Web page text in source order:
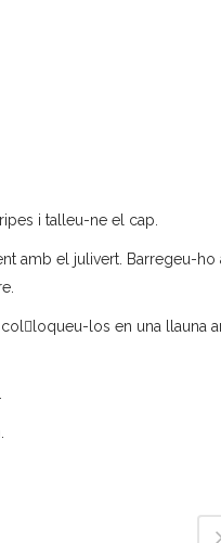
i talleu-ne el cap.
amb el julivert. Barregeu-ho
los en una llauna